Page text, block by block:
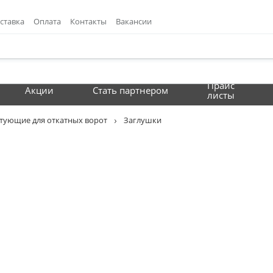
Оплата Контакты Вакансии
Акции Стать партнером
Прайс
листы
для откатных ворот Заглушки